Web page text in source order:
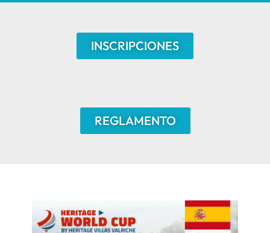
INSCRIPCIONES
REGLAMENTO